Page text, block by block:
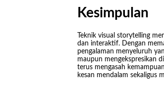
Kesimpulan
Teknik visual storytelling
dan interaktif. Dengan
pengalaman menyeluruh
maupun mengekspresikan
terus mengasah
kesan mendalam sekaligus